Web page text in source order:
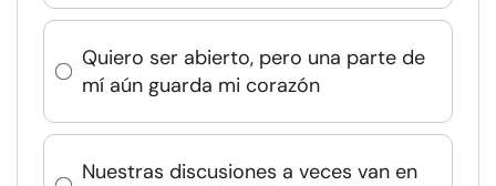
Quiero ser abierto, pero una parte de
mí aún guarda mi corazón
Nuestras discusiones a veces van en